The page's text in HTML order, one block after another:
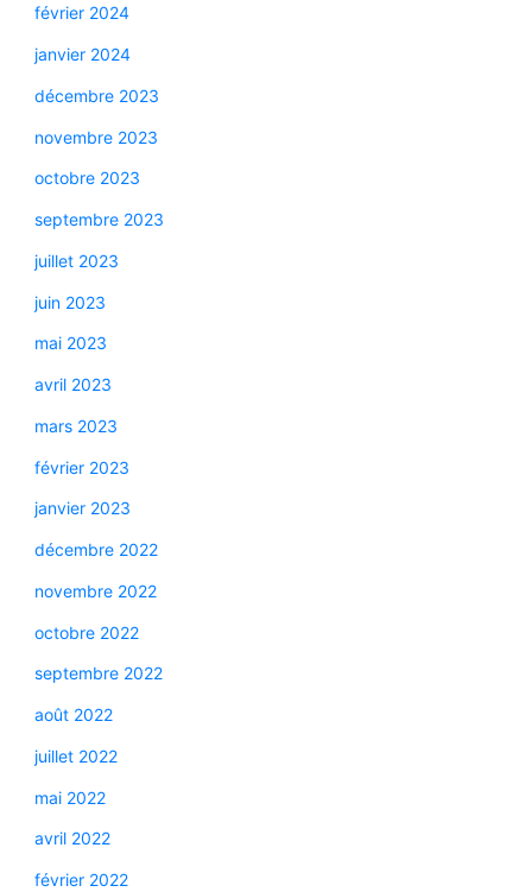
février 2024
janvier 2024
décembre 2023
novembre 2023
octobre 2023
septembre 2023
juillet 2023
juin 2023
mai 2023
avril 2023
mars 2023
février 2023
janvier 2023
décembre 2022
novembre 2022
octobre 2022
septembre 2022
août 2022
juillet 2022
mai 2022
avril 2022
février 2022